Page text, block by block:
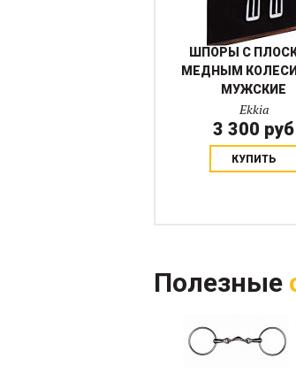
ШПОРЫ С
МЕДНЫМ
МУЖСКИЕ
Ekkia
3 300 руб
КУПИТЬ
Полезные